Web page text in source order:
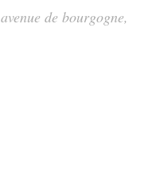
avenue de bourgogne,